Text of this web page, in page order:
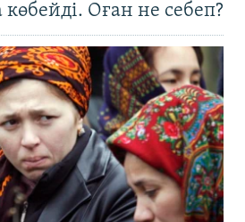
Оған не себеп?